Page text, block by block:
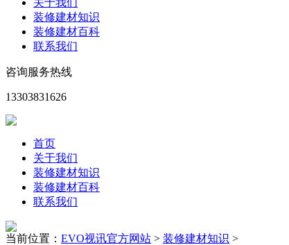
关于我们
装修建材知识
装修建材百科
联系我们
咨询服务热线
13303831626
首页
关于我们
装修建材知识
装修建材百科
联系我们
当前位置： EVO视讯官方网站 > 装修建材知识 >